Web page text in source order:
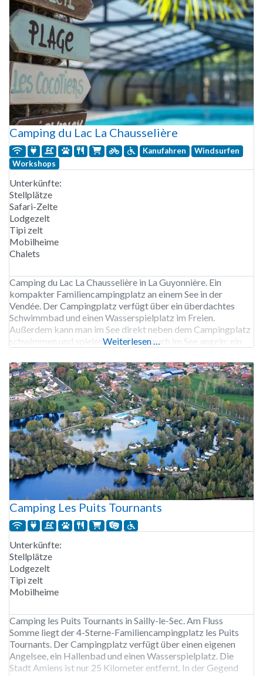
Camping du Lac La Chausselière
Kanufahren
Windsurfen
Workshops
Unterkünfte:
Stellplätze
Safari-Zelte
Lodgezelt
Tipi zelt
Mobilheime
Chalets
Camping du Lac La Chausselière in La Guyonnière. Ein
kompakter Familiencampingplatz an einem See in der
Vendée. Der Campingplatz verfügt über ein überdachtes
Schwimmbad und einen Wasserspielplatz im Freien.
Außerdem kann man im See direkt neben dem Campingplatz
schwimmen und spielen. Sie können auch im See angeln; ein
Auf dem See kann man
Weiterlesen …
Camping Les Puits Tournants
Unterkünfte:
Stellplätze
Lodgezelt
Tipi zelt
Mobilheime
Camping les Puits Tournants in Sailly-le-Sec. Am Fluss
Somme liegt der 4-Sterne-Familiencampingplatz les Puits
Tournants. Der Campingplatz verfügt über einen eigenen
Angelsee, ein Hallenbad und einen Wasserspielplatz. Die
Stadt Amiens ist nur 25 Kilometer entfernt. In der Gegend